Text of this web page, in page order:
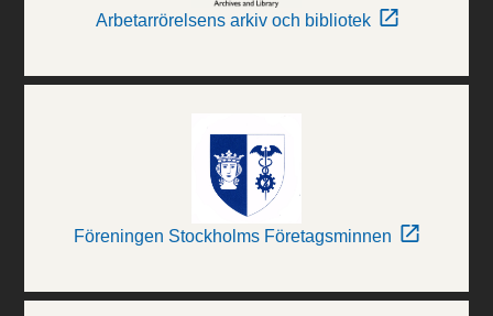
Arbetarrörelsens arkiv och bibliotek
Föreningen Stockholms Företagsminnen